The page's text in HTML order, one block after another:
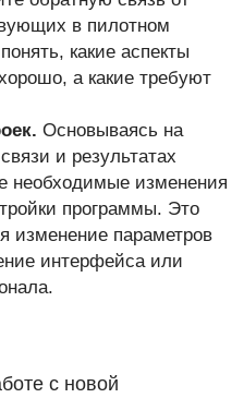
в пилотном
какие аспекты
а какие требуют
Основываясь на
и результатах
необходимые изменения
программы. Это
изменение параметров
интерфейса или
с новой